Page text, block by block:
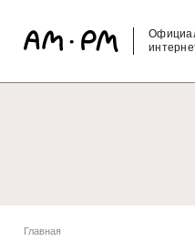
Главная